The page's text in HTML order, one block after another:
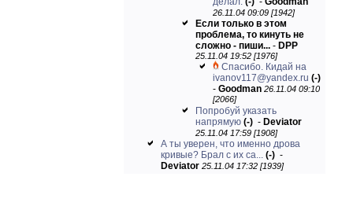
26.11.04 09:09 [1942]
Если только в этом
проблема, то кинуть не
сложно - пиши... - DPP
25.11.04 19:52 [1976]
Спасибо. Кидай на
ivanov117@yandex.ru (-)
- Goodman 26.11.04 09:10
[2066]
Попробуй указать
напрямую (-) - Deviator
25.11.04 17:59 [1908]
А ты уверен, что именно дрова
кривые? Брал с их са... (-) -
Deviator 25.11.04 17:32 [1939]